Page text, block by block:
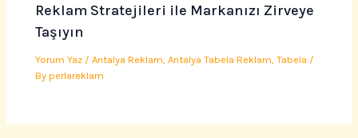
Reklam Stratejileri ile Markanızı Zirveye
Taşıyın
Yorum Yaz /Antalya Reklam ,Antalya Tabela Reklam ,Tabela /
Byperlareklam